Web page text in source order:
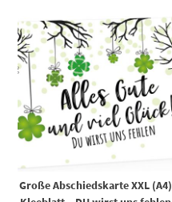
Große Abschiedskarte XXL (A4)